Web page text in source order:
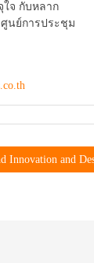
จ กับหลาก
นย์การประชุม
Innovation and